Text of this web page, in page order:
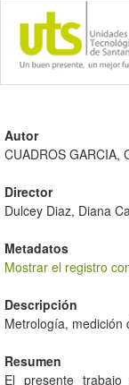
Autor
CUADROS GARCIA,
Director
Dulcey Diaz, Diana
Metadatos
Mostrar el registro
Descripción
Metrología, medición
Resumen
El presente